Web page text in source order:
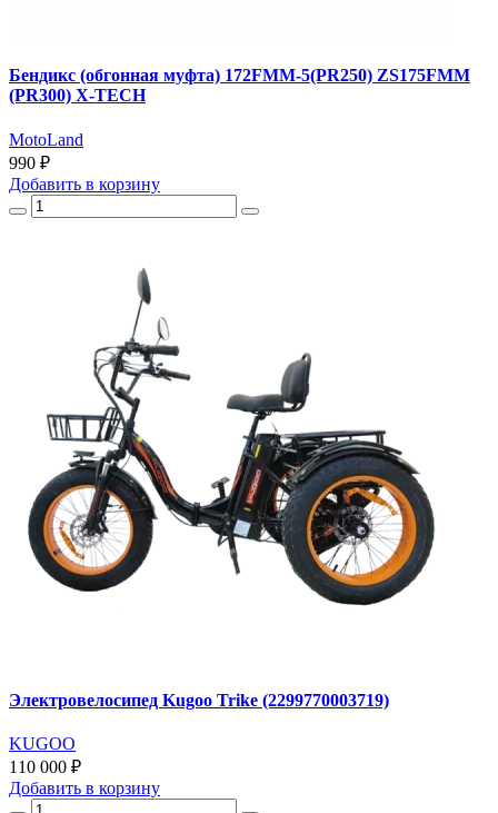
Бендикс (обгонная муфта) 172FMM-5(PR250) ZS175FMM
(PR300) X-TECH
MotoLand
990 ₽
Добавить в корзину
Электровелосипед Kugoo Trike (2299770003719)
KUGOO
110 000 ₽
Добавить в корзину